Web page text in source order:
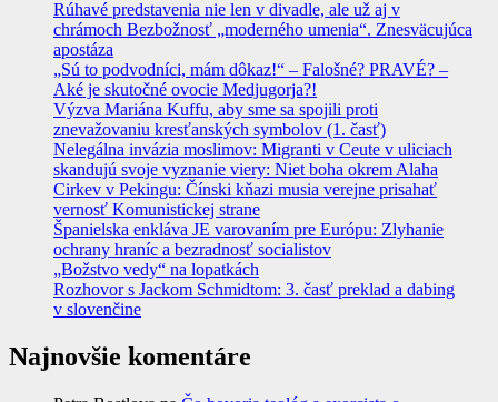
Rúhavé predstavenia nie len v divadle, ale už aj v
chrámoch Bezbožnosť „moderného umenia“. Znesväcujúca
apostáza
„Sú to podvodníci, mám dôkaz!“ – Falošné? PRAVÉ? –
Aké je skutočné ovocie Medjugorja?!
Výzva Mariána Kuffu, aby sme sa spojili proti
znevažovaniu kresťanských symbolov (1. časť)
Nelegálna invázia moslimov: Migranti v Ceute v uliciach
skandujú svoje vyznanie viery: Niet boha okrem Alaha
Cirkev v Pekingu: Čínski kňazi musia verejne prisahať
vernosť Komunistickej strane
Španielska enkláva JE varovaním pre Európu: Zlyhanie
ochrany hraníc a bezradnosť socialistov
„Božstvo vedy“ na lopatkách
Rozhovor s Jackom Schmidtom: 3. časť preklad a dabing
v slovenčine
Najnovšie komentáre